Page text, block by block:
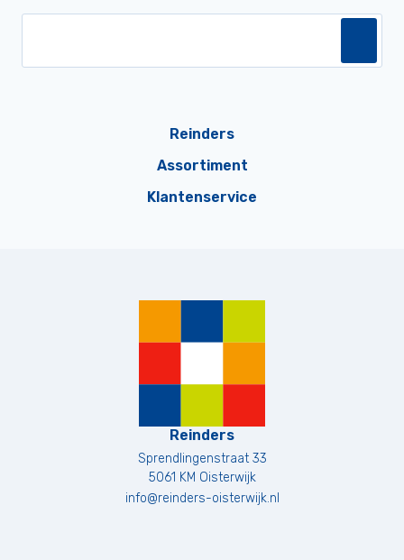
Reinders
Assortiment
Klantenservice
Reinders
Sprendlingenstraat 33
5061 KM Oisterwijk
info@reinders-oisterwijk.nl